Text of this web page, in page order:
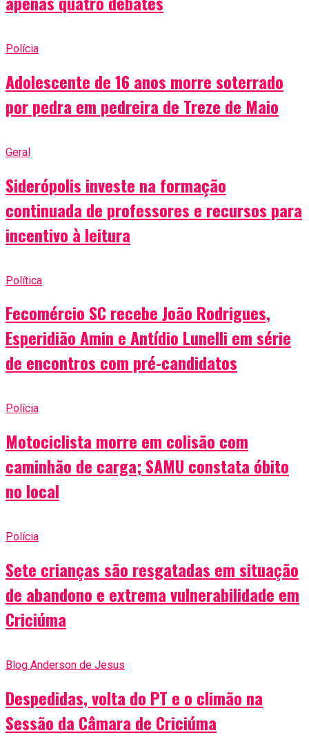
Polícia
Adolescente de 16 anos morre soterrado
por pedra em pedreira de Treze de Maio
Geral
Siderópolis investe na formação
continuada de professores e recursos para
incentivo à leitura
Política
Fecomércio SC recebe João Rodrigues,
Esperidião Amin e Antídio Lunelli em série
de encontros com pré-candidatos
Polícia
Motociclista morre em colisão com
caminhão de carga; SAMU constata óbito
no local
Polícia
Sete crianças são resgatadas em situação
de abandono e extrema vulnerabilidade em
Criciúma
Blog Anderson de Jesus
Despedidas, volta do PT e o climão na
Sessão da Câmara de Criciúma